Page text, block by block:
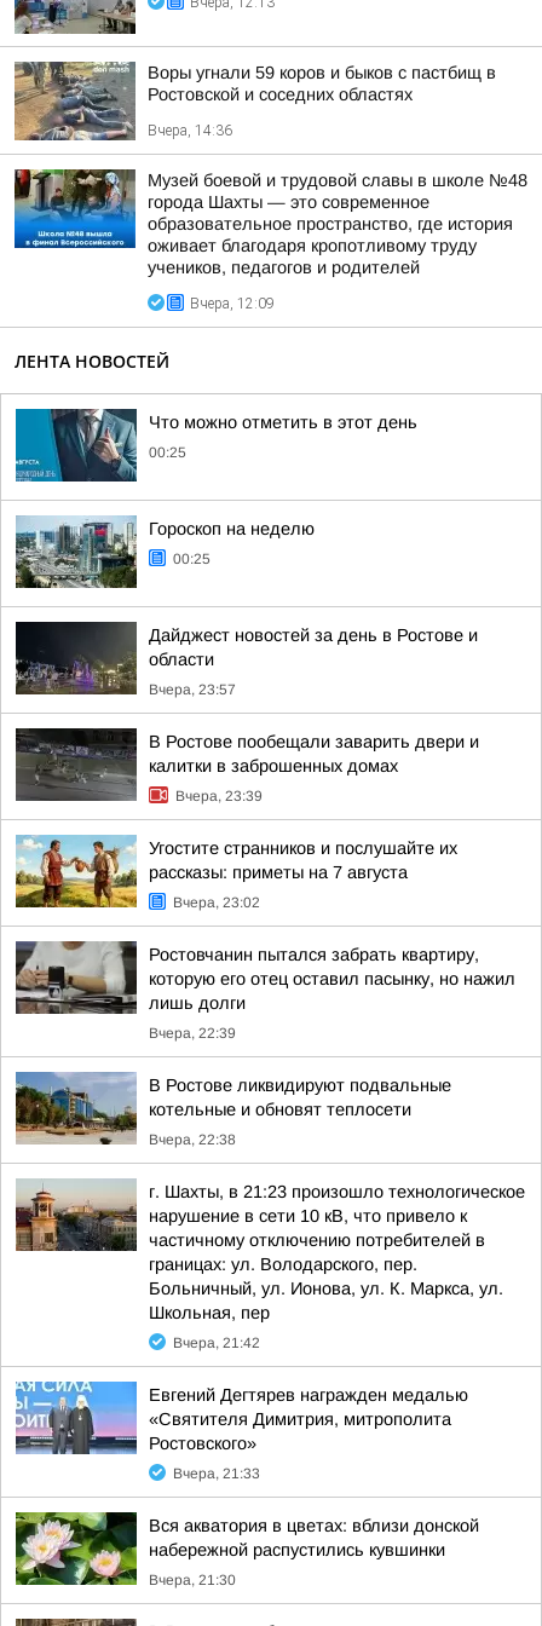
Воры угнали 59 коров и быков с пастбищ в
Ростовской и соседних областях
Вчера, 14:36
Музей боевой и трудовой славы в школе №48
города Шахты — это современное
образовательное пространство, где история
оживает благодаря кропотливому труду
учеников, педагогов и родителей
Вчера, 12:09
ЛЕНТА НОВОСТЕЙ
Что можно отметить в этот день
00:25
Гороскоп на неделю
00:25
Дайджест новостей за день в Ростове и
области
Вчера, 23:57
В Ростове пообещали заварить двери и
калитки в заброшенных домах
Вчера, 23:39
Угостите странников и послушайте их
рассказы: приметы на 7 августа
Вчера, 23:02
Ростовчанин пытался забрать квартиру,
которую его отец оставил пасынку, но нажил
лишь долги
Вчера, 22:39
В Ростове ликвидируют подвальные
котельные и обновят теплосети
Вчера, 22:38
г. Шахты, в 21:23 произошло технологическое
нарушение в сети 10 кВ, что привело к
частичному отключению потребителей в
границах: ул. Володарского, пер.
Больничный, ул. Ионова, ул. К. Маркса, ул.
Школьная, пер
Вчера, 21:42
Евгений Дегтярев награжден медалью
«Святителя Димитрия, митрополита
Ростовского»
Вчера, 21:33
Вся акватория в цветах: вблизи донской
набережной распустились кувшинки
Вчера, 21:30